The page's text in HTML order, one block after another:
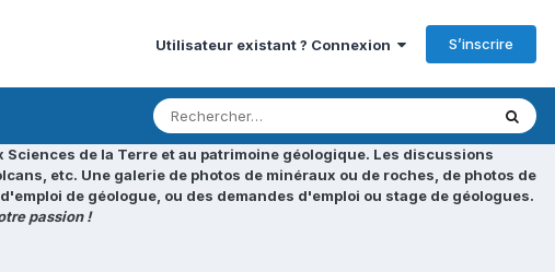
Utilisateur existant ? Connexion S’inscrire
de la Terre et au patrimoine géologique. Les discussions
etc. Une galerie de photos de minéraux ou de roches, de photos de
de géologue, ou des demandes d'emploi ou stage de géologues.
passion !